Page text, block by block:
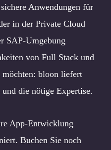
Anwendungen für
in der Private Cloud
SAP-Umgebung
von Full Stack und
bloon liefert
die nötige Expertise.
App-Entwicklung
Buchen Sie noch